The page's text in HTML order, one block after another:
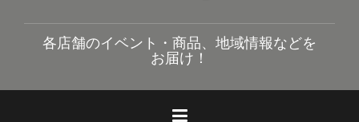
各店舗のイベント・商品、地域情報などを
お届け！